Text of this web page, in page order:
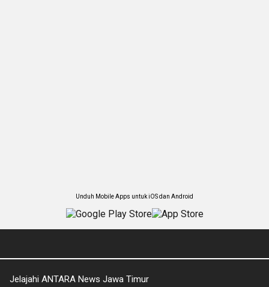
Unduh Mobile Apps untuk iOS dan Android
Jelajahi ANTARA News Jawa Timur